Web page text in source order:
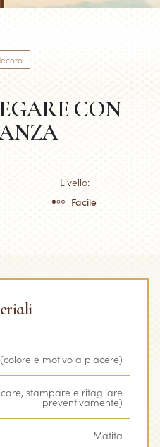
CON
Livello:
Facile
e motivo a piacere)
stampare e ritagliare
preventivamente)
Matita